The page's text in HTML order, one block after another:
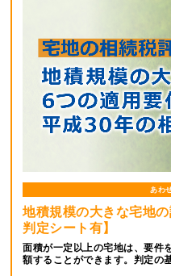
あわ
地積規模の大きな宅地
判定シート有】
面積が一定以上の宅地は、要件
額することができます。判定の